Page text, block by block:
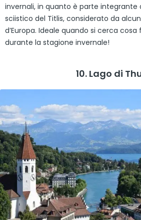
invernali, in quanto è parte integrante
sciistico del Titlis, considerato da
d’Europa. Ideale quando si cerca cosa
durante la stagione invernale!
10. Lago di